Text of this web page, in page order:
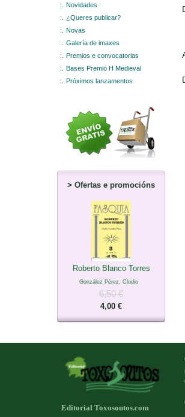
:.
Novidades
:.
¿Queres publicar?
:.
Novas
:.
Galería de imaxes
:.
Premios e convocatorias
:.
Bases Premio H Medieval
:.
Próximos lanzamentos
> Ofertas e promocións
Roberto Blanco Torres
González Pérez, Clodio
6,50 €
4,00 €
Editorial Toxosoutos.com